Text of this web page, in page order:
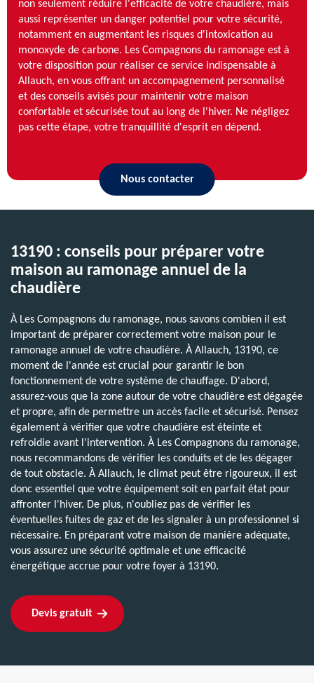
non seulement réduire l'efficacité de votre chaudière, mais
aussi représenter un danger potentiel pour votre sécurité,
notamment en augmentant les risques d'intoxication au
monoxyde de carbone. Les Compagnons du ramonage est à
votre disposition pour réaliser ce service indispensable à
Allauch, en vous offrant un accompagnement personnalisé
et des conseils avisés pour maintenir votre maison
confortable et sécurisée tout au long de l'hiver. Ne négligez
pas cette étape, votre tranquillité d'esprit en dépend.
Nous contacter
13190 : conseils pour préparer votre
maison au ramonage annuel de la
chaudière
À Les Compagnons du ramonage, nous savons combien il est
important de préparer correctement votre maison pour le
ramonage annuel de votre chaudière. À Allauch, 13190, ce
moment de l'année est crucial pour garantir le bon
fonctionnement de votre système de chauffage. D'abord,
assurez-vous que la zone autour de votre chaudière est dégagée
et propre, afin de permettre un accès facile et sécurisé. Pensez
également à vérifier que votre chaudière est éteinte et
refroidie avant l'intervention. À Les Compagnons du ramonage,
nous recommandons de vérifier les conduits et de les dégager
de tout obstacle. À Allauch, le climat peut être rigoureux, il est
donc essentiel que votre équipement soit en parfait état pour
affronter l'hiver. De plus, n'oubliez pas de vérifier les
éventuelles fuites de gaz et de les signaler à un professionnel si
nécessaire. En préparant votre maison de manière adéquate,
vous assurez une sécurité optimale et une efficacité
énergétique accrue pour votre foyer à 13190.
Devis gratuit